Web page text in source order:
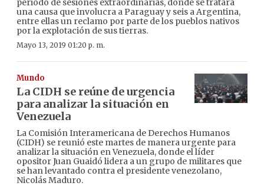
periodo de sesiones extraordinarias, donde se tratará
una causa que involucra a Paraguay y seis a Argentina,
entre ellas un reclamo por parte de los pueblos nativos
por la explotación de sus tierras.
Mayo 13, 2019 01:20 p. m.
Mundo
La CIDH se reúne de urgencia
para analizar la situación en
Venezuela
La Comisión Interamericana de Derechos Humanos
(CIDH) se reunió este martes de manera urgente para
analizar la situación en Venezuela, donde el líder
opositor Juan Guaidó lidera a un grupo de militares que
se han levantado contra el presidente venezolano,
Nicolás Maduro.